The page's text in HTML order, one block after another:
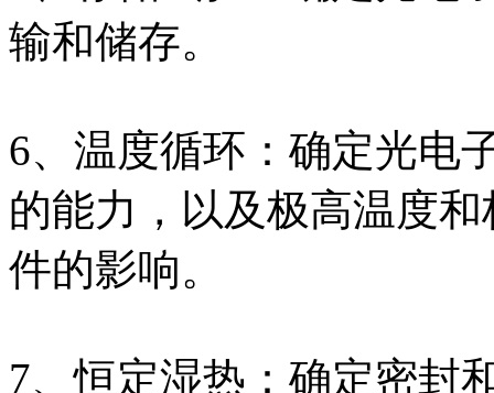
输和储存。
6、温度循环：确定光电
的能力，以及极高温度
件的影响。
7、恒定湿热：确定密封